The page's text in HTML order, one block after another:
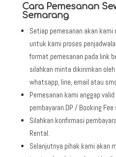
Cara Pemesanan
Semarang
Setiap pemesanan akan
untuk kami proses
format pemesanan pada link
silahkan minta dikirimkan
whatsapp, line, email atau
Pemesanan kami anggap
pembayaran DP / Booking
Silahkan konfirmasi
Rental.
Selanjutnya pihak kami akan